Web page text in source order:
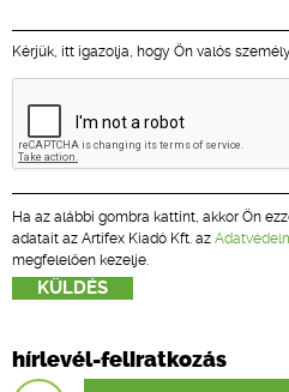
Kérjük, itt igazolja, hogy Ön valós
Ha az alábbi gombra kattint, akkor Ön
adatait az Artifex Kiadó Kft. az
megfelelően kezelje.
hírlevél-feliratkozás